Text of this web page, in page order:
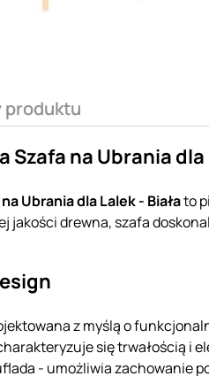
produktu
Szafa na Ubrania dla
Ubrania dla Lalek - Białato
jakości drewna, szafa
z myślą o
się trwałością i
- umożliwia zachowanie